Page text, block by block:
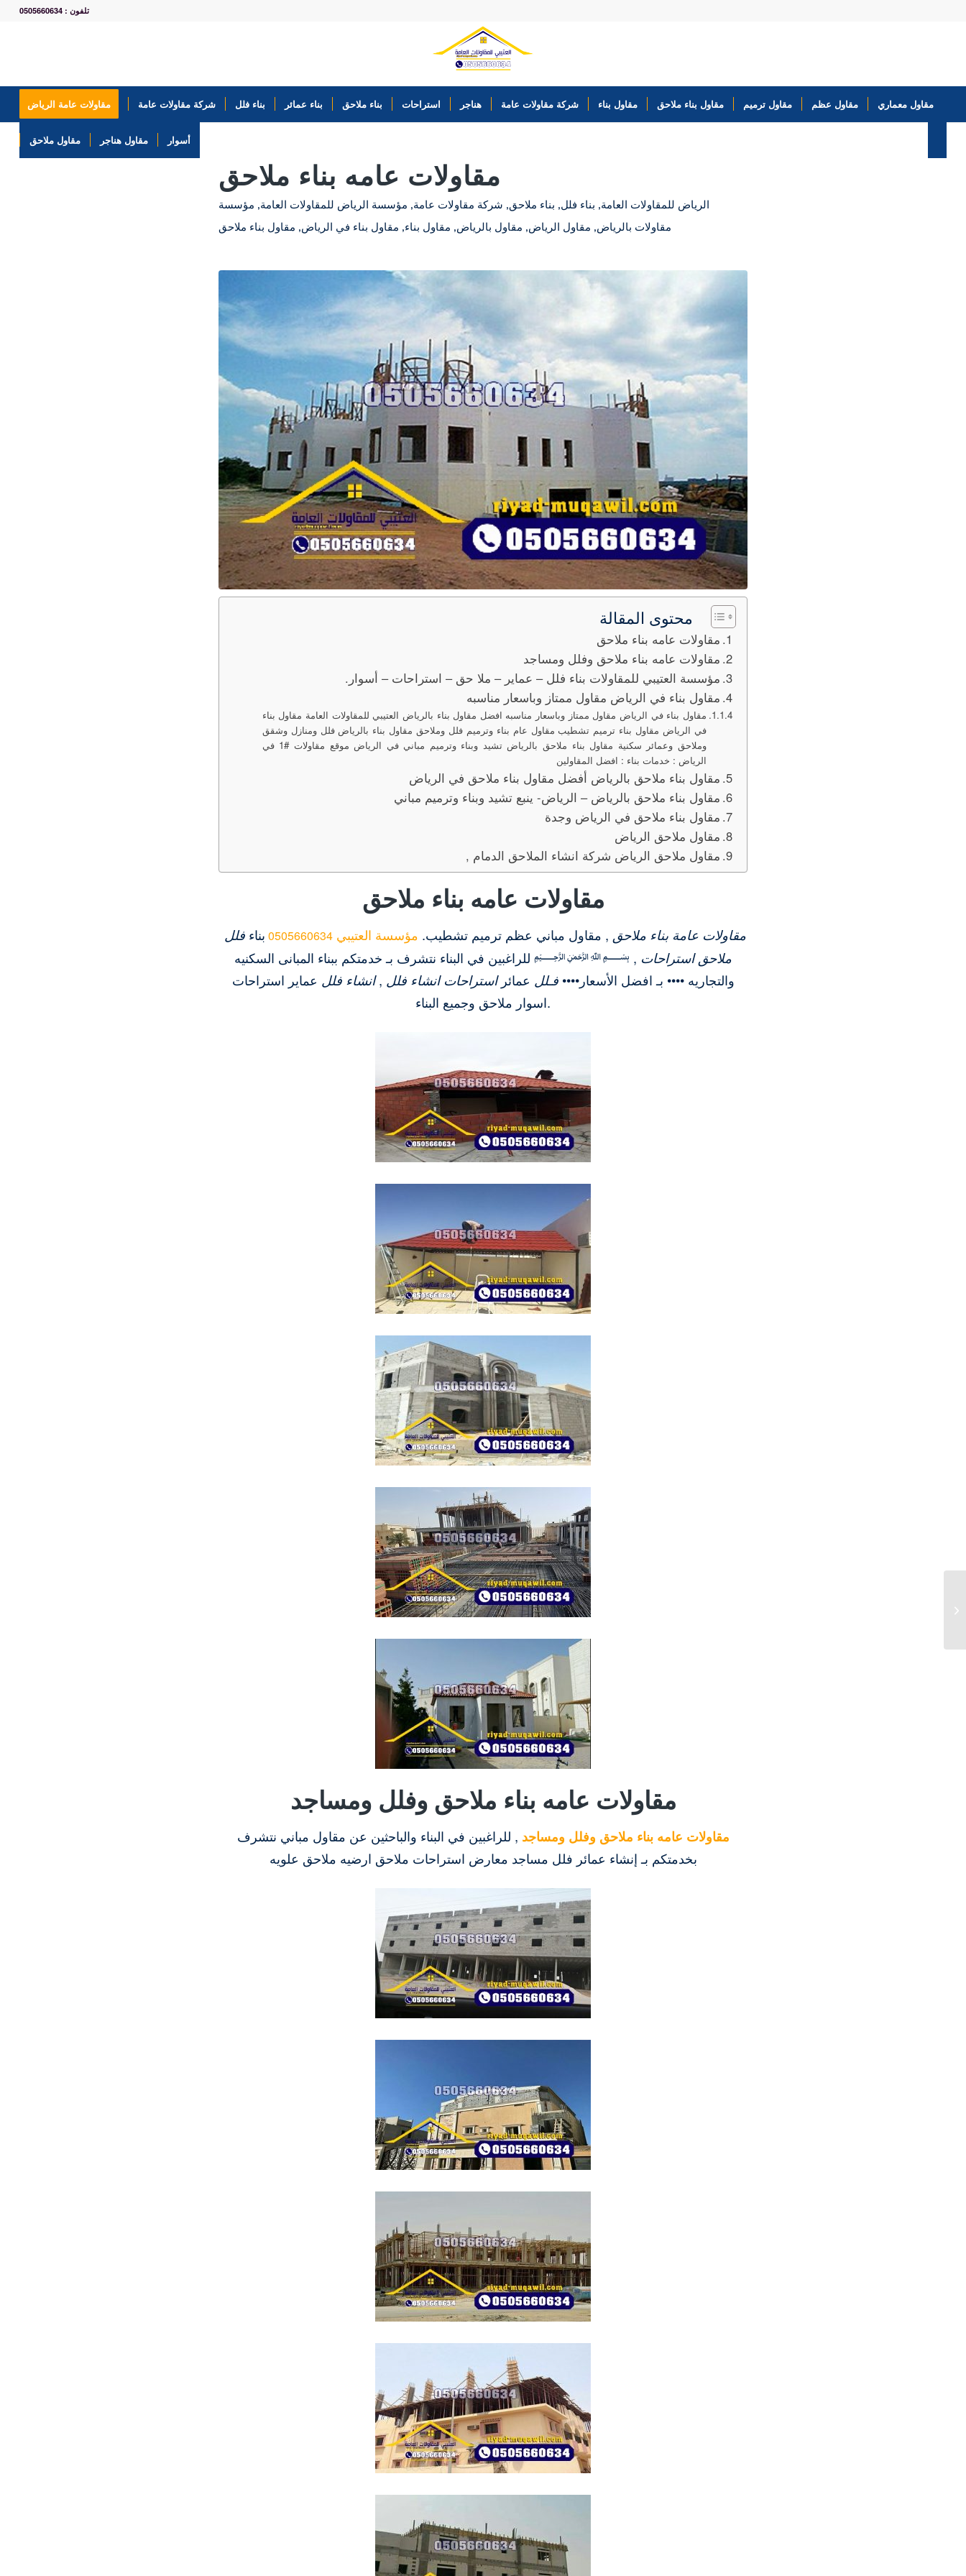
تلفون : 0505660634
مقاولات عامة الرياض شركة مقاولات عامة بناء فلل بناء عمائر بناء ملاحق استراحات هناجر شركة مقاولات عامة مقاول بناء مقاول بناء ملاحق مقاول ترميم مقاول عظم مقاول معماري
مقاول ملاحق مقاول هناجر أسوار
مقاولات عامه بناء ملاحق
الرياض للمقاولات العامة, بناء فلل, بناء ملاحق, شركة مقاولات عامة, مؤسسة الرياض للمقاولات العامة, مؤسسة
مقاولات بالرياض, مقاول الرياض, مقاول بالرياض, مقاول بناء, مقاول بناء في الرياض, مقاول بناء ملاحق
محتوى المقالة
مقاولات عامه بناء ملاحق
مقاولات عامه بناء ملاحق وفلل ومساجد
مؤسسة العتيبي للمقاولات بناء فلل – عماير – ملا حق – استراحات – أسوار.
مقاول بناء في الرياض مقاول ممتاز وباسعار مناسبه
مقاول بناء في الرياض مقاول ممتاز وباسعار مناسبه افضل مقاول بناء بالرياض العتيبي للمقاولات العامة مقاول بناء
في الرياض مقاول بناء ترميم تشطيب مقاول عام بناء وترميم فلل وملاحق مقاول بناء بالرياض فلل ومنازل وشقق
وملاحق وعمائر سكنية مقاول بناء ملاحق بالرياض تشيد وبناء وترميم مباني في الرياض موقع مقاولات #1 في
الرياض : خدمات بناء : افضل المقاولين
مقاول بناء ملاحق بالرياض أفضل مقاول بناء ملاحق في الرياض
مقاول بناء ملاحق بالرياض – الرياض- ينبع تشيد وبناء وترميم مباني
مقاول بناء ملاحق في الرياض وجدة
مقاول ملاحق الرياض
مقاول ملاحق الرياض شركة انشاء الملاحق الدمام ,
مقاولات عامه بناء ملاحق
مقاولات عامة بناء ملاحق , مقاول مباني عظم ترميم تشطيب. مؤسسة العتيبي 0505660634 بناءفلل
ملاحق استراحات , ﷽ للراغبين في البناء نتشرف بـ خدمتكم ببناء المبانى السكنيه
والتجاريه •••• بـ افضل الأسعار••••فـلل عمائراستراحاتانشاء فلل ,انشاء فلل عماير استراحات
اسوار ملاحق وجميع البناء.
مقاولات عامه بناء ملاحق وفلل ومساجد
مقاولات عامه بناء ملاحق وفلل ومساجد , للراغبين في البناء والباحثين عن مقاول مباني نتشرف
بخدمتكم بـ إنشاء عمائر فلل مساجد معارض استراحات ملاحق ارضيه ملاحق علويه